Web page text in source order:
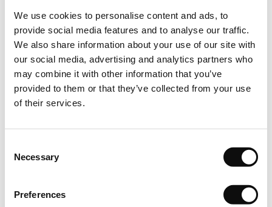
We use cookies to personalise content and ads, to
provide social media features and to analyse our traffic.
We also share information about your use of our site with
our social media, advertising and analytics partners who
may combine it with other information that you’ve
provided to them or that they’ve collected from your use
of their services.
Selection
Necessary
Preferences
m2 (metri patrati/cutie). Astfel cantitatea totala in m2(metri
patrati) care se va comanda, respectiv achizitiona, va insemna
un numar intreg de cutii.
Depozitare
Puneti cutiile de vinil pe o suprafata plana in camera in care
cel putin 24 de ore pentru a se aclimatiza.
Inspectie
Calitatea, culoarea si numarul lotului de fabricatie sunt
mentionate de catre producator pentru fiecare produs in